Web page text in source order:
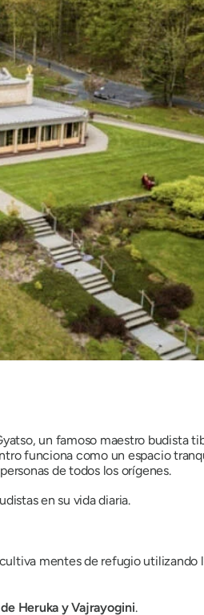
un famoso maestro budista
funciona como un espacio
de todos los orígenes.
en su vida diaria.
mentes de refugio utilizando
Heruka y Vajrayogini.